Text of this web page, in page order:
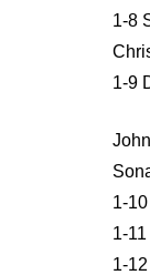
1-8
1-9
1-10
1-
1-12